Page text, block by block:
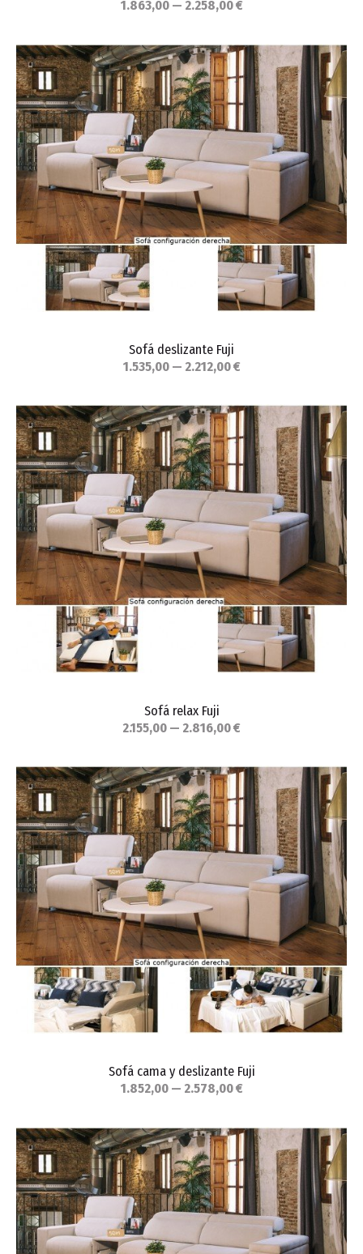
1.863,00 — 2.258,00 €
Sofá deslizante Fuji
1.535,00 — 2.212,00 €
Sofá relax Fuji
2.155,00 — 2.816,00 €
Sofá cama y deslizante Fuji
1.852,00 — 2.578,00 €